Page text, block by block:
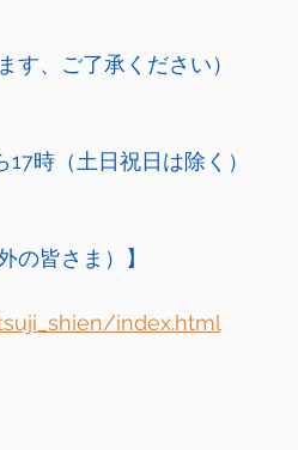
、ご了承ください）
時（土日祝日は除く）
の皆さま）】
index.html